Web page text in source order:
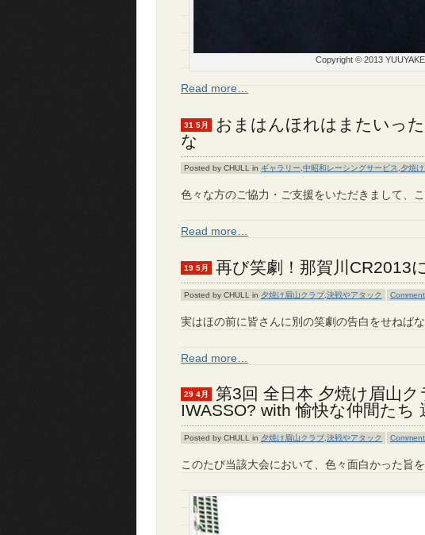
Copyright © 2013
Read more…
31 5月
おまはんほれはまたいっ
な
Posted by CHULL in ギャラリー,中昭和レーシングサービス,夕焼
色々な方のご協力・ご支援をいただきまして、
Read more…
19 5月 再び笑劇！那賀川CR2013
Posted by CHULL in 夕焼け眉山クラブ 決戦やアタック
実はほの前に皆さんに別の笑劇の告白をせねばな
Read more…
29 4月
第3回 全日本 夕焼け眉山
IWASSO? with 愉快な仲間たち
Posted by CHULL in 夕焼け眉山クラブ 決戦やアタック
このたび当該大会において、色々面白かった旨